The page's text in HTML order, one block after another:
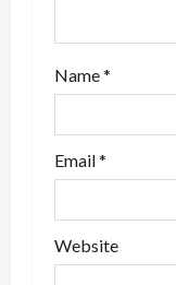
Name*
Email*
Website